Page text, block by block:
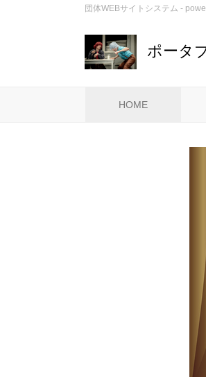
団体WEBサイトシステム -
ポータ
HOME